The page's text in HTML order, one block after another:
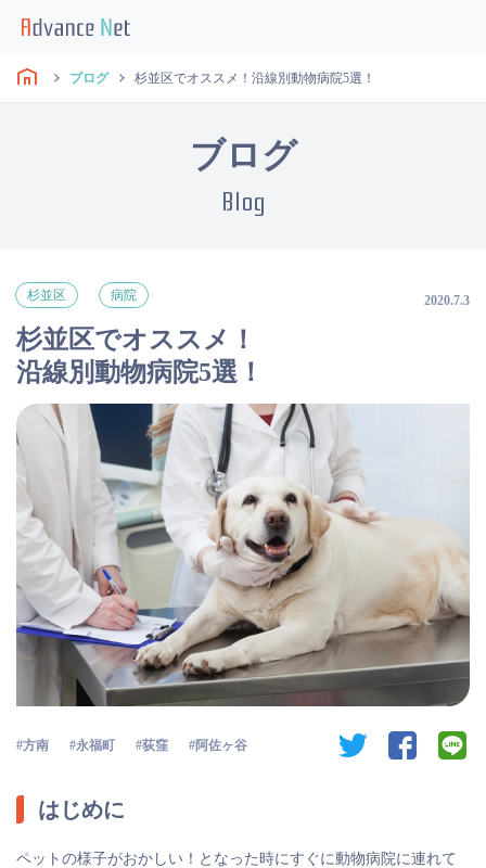
ブログ 杉並区でオススメ！沿線別動物病院5選！
ブログ
Blog
杉並区 病院 2020.7.3
杉並区でオススメ！
沿線別動物病院5選！
方南 永福町 荻窪 阿佐ヶ谷 twitter facebook
はじめに
ペットの様子がおかしい！となった時にすぐに動物病院に連れて